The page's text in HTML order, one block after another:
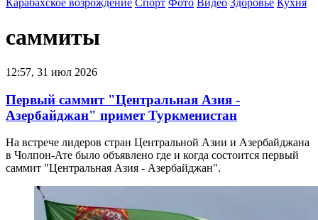
Карабахское возрождение Спорт Фото Видео Здоровье Кухня
саммиты
12:57, 31 июл 2026
Первый саммит "Центральная Азия -
Азербайджан" примет Туркменистан
На встрече лидеров стран Центральной Азии и Азербайджана
в Чолпон-Ате было объявлено где и когда состоится первый
саммит "Центральная Азия - Азербайджан".